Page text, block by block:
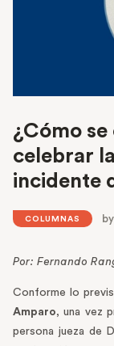
¿Cómo
celebrar
incidente
COLUMNAS
Por: Fernando
Conforme lo
Amparo, una vez
persona jueza de